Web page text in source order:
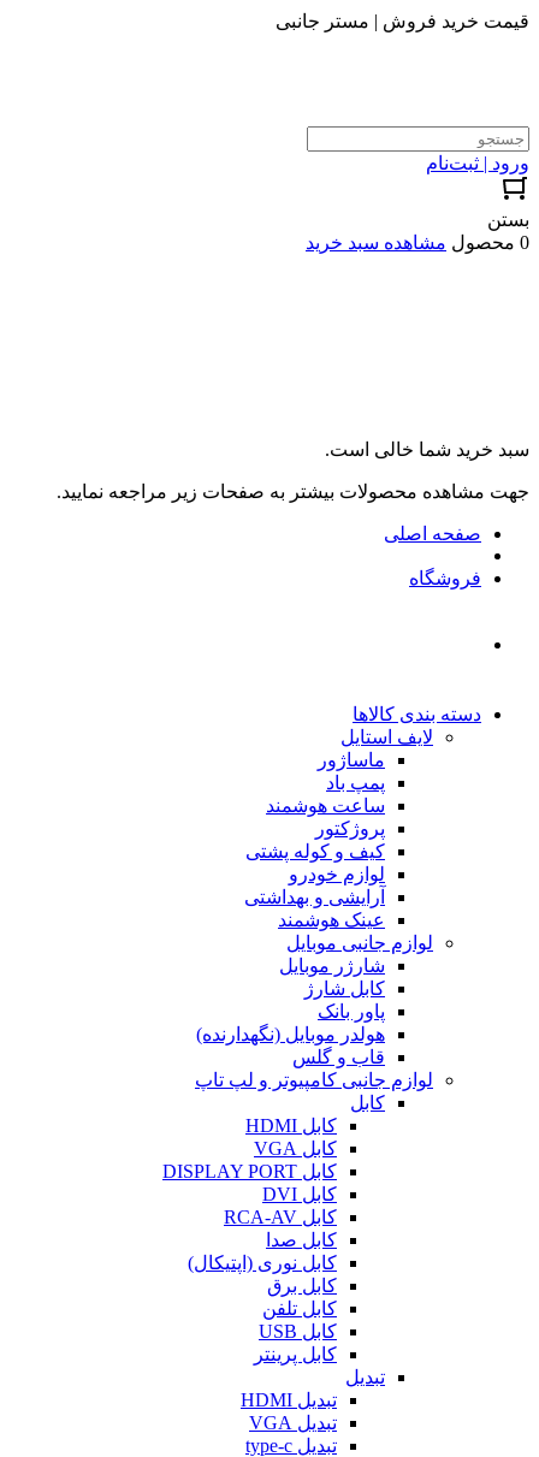
قیمت خرید فروش | مستر جانبی
ورود | ثبت‌نام
بستن
0 محصول
مشاهده سبد خرید
سبد خرید شما خالی است.
جهت مشاهده محصولات بیشتر به صفحات زیر مراجعه نمایید.
صفحه اصلی
فروشگاه
دسته بندی کالاها
لایف استایل
ماساژور
پمپ باد
ساعت هوشمند
پروژکتور
کیف و کوله پشتی
لوازم خودرو
آرایشی و بهداشتی
عینک هوشمند
لوازم جانبی موبایل
شارژر موبایل
کابل شارژ
پاور بانک
هولدر موبایل (نگهدارنده)
قاب و گلس
لوازم جانبی کامپیوتر و لپ تاپ
کابل
کابل HDMI
کابل VGA
کابل DISPLAY PORT
کابل DVI
کابل RCA-AV
کابل صدا
کابل نوری (اپتیکال)
کابل برق
کابل تلفن
کابل USB
کابل پرینتر
تبدیل
تبدیل HDMI
تبدیل VGA
تبدیل type-c